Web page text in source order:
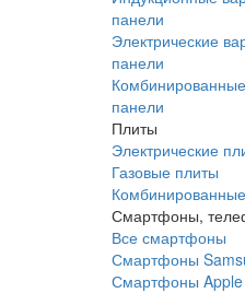
панели
Электрические
панели
панели
Плиты
Электрические
Газовые плиты
Смартфоны,
Все смартфоны
Смартфоны
Смартфоны Apple